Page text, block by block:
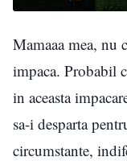
Mamaaa mea, nu
impaca. Probabil
in aceasta
sa-i desparta
circumstante,